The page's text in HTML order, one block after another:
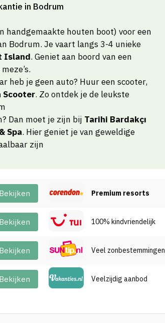
in Bodrum
handgemaakte houten boot) voor een
Bodrum. Je vaart langs 3-4 unieke
Island. Geniet aan boord van een
heb je geen auto? Huur een scooter,
Scooter. Zo ontdek je de leukste
Dan moet je zijn bij Tarihi Bardakçı
Spa. Hier geniet je van geweldige
zijn
Bekijken
Bekijken
Bekijken
Bekijken
Premium resorts
100% kindvriendelijk
Veel zonbestemmingen
Veelzijdig aanbod